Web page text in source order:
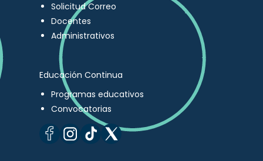
Solicitud Correo
Docentes
Administrativos
Educación Continua
Programas educativos
Convocatorias